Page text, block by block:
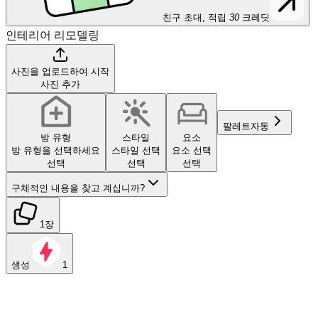
친구 초대, 적립 30 크레딧
인테리어 리모델링
사진을 업로드하여 시작
사진 추가
방 유형
방 유형을 선택하세요
선택
스타일
스타일 선택
선택
요소
요소 선택
선택
팔레트자동
구체적인 내용을 찾고 계십니까?
1장
생성 1